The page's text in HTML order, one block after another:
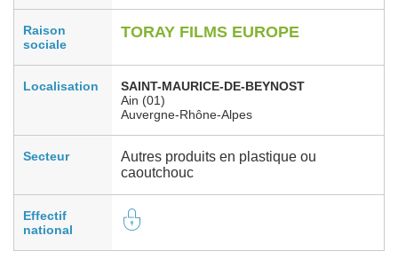
Raison
sociale
TORAY FILMS EUROPE
Localisation
SAINT-MAURICE-DE-BEYNOST
Ain (01)
Auvergne-Rhône-Alpes
Secteur
Autres produits en plastique ou
caoutchouc
Effectif
national